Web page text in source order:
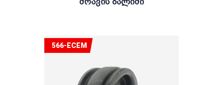
566-ECEM